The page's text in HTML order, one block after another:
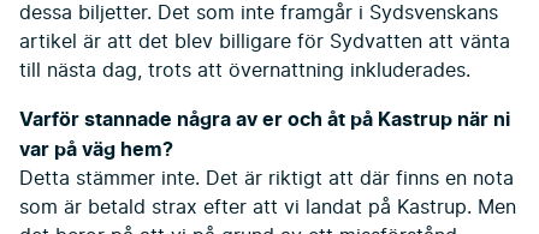
dessa biljetter. Det som inte framgår i Sydsvenskans
artikel är att det blev billigare för Sydvatten att vänta
till nästa dag, trots att övernattning inkluderades.
Varför stannade några av er och åt på Kastrup när ni
var på väg hem?
Detta stämmer inte. Det är riktigt att där finns en nota
som är betald strax efter att vi landat på Kastrup. Men